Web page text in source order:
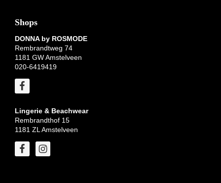
Shops
DONNA by ROSMODE
Rembrandtweg 74
1181 GW Amstelveen
020-6419419
Lingerie & Beachwear
Rembrandthof 15
1181 ZL Amstelveen